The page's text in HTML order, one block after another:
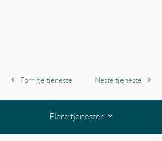
Forrige tjeneste Neste tjeneste
Flere tjenester